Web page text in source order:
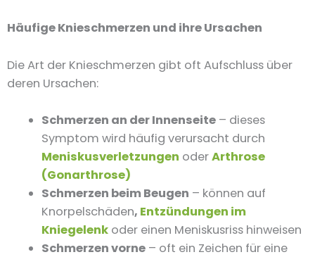
Häufige Knieschmerzen und ihre Ursachen
Die Art der Knieschmerzen gibt oft Aufschluss über
deren Ursachen:
Schmerzen an der Innenseite – dieses
Symptom wird häufig verursacht durch
Meniskusverletzungen oderArthrose
(Gonarthrose)
Schmerzen beim Beugen – können auf
Knorpelschäden, Entzündungen im
Kniegelenk oder einen Meniskusriss hinweisen
Schmerzen vorne – oft ein Zeichen für eine